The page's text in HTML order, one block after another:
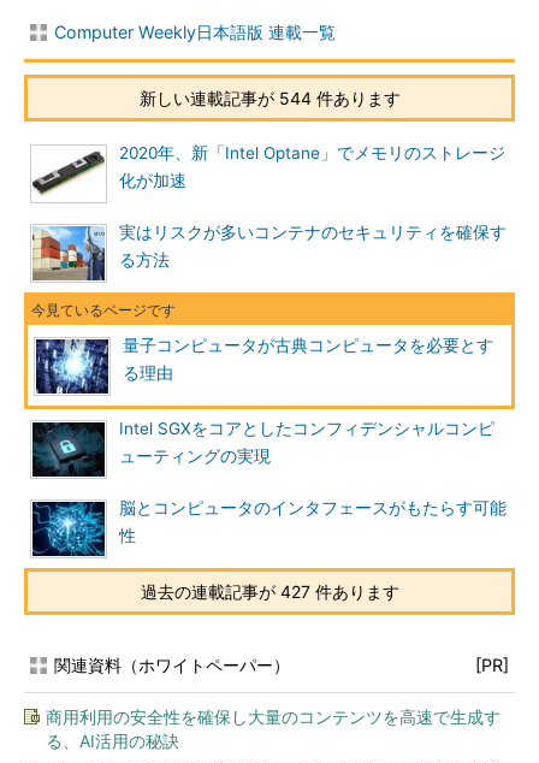
Computer Weekly日本語版 連載一覧
新しい連載記事が 544 件あります
2020年、新「Intel Optane」でメモリのストレージ
化が加速
実はリスクが多いコンテナのセキュリティを確保す
る方法
量子コンピュータが古典コンピュータを必要とす
る理由
Intel SGXをコアとしたコンフィデンシャルコンピ
ューティングの実現
脳とコンピュータのインタフェースがもたらす可能
性
過去の連載記事が 427 件あります
関連資料（ホワイトペーパー） [PR]
商用利用の安全性を確保し大量のコンテンツを高速で生成す
る、AI活用の秘訣